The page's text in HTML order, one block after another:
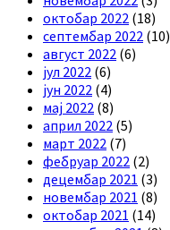
октобар 2022 (18)
септембар 2022 (10)
август 2022 (6)
јул 2022 (6)
јун 2022 (4)
мај 2022 (8)
април 2022 (5)
март 2022 (7)
фебруар 2022 (2)
децембар 2021 (3)
новембар 2021 (8)
октобар 2021 (14)